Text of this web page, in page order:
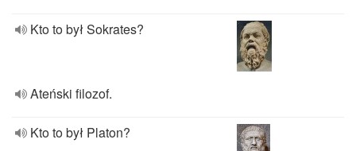
Kto to był Sokrates?
Ateński filozof.
Kto to był Platon?